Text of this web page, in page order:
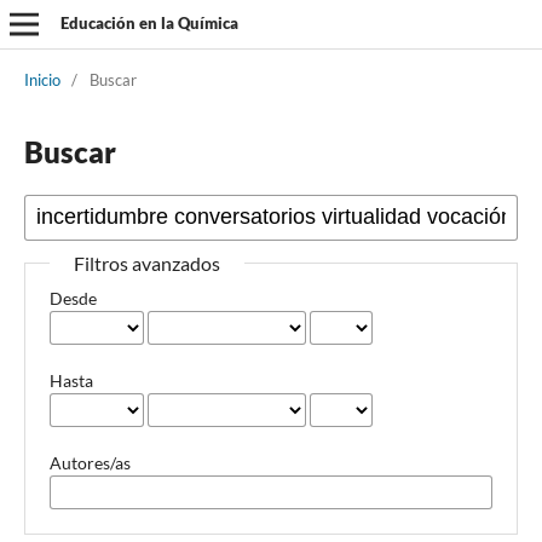
Educación en la Química
Inicio / Buscar
Buscar
Filtros avanzados
Desde
Hasta
Autores/as